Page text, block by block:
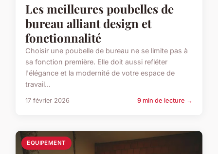
Les meilleures poubelles de
bureau alliant design et
fonctionnalité
Choisir une poubelle de bureau ne se limite pas à
sa fonction première. Elle doit aussi refléter
l'élégance et la modernité de votre espace de
travail...
17 février 2026 9 min de lecture →
EQUIPEMENT